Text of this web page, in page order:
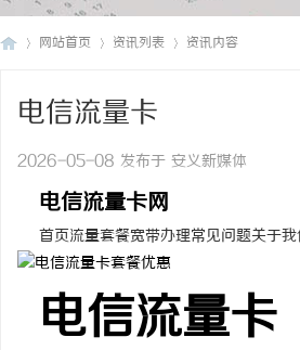
网站首页 资讯列表 资讯内容
电信流量卡
2026-05-08 发布于 安义新媒体
电信流量卡网
首页流量套餐宽带办理常见问题关于我
电信流量